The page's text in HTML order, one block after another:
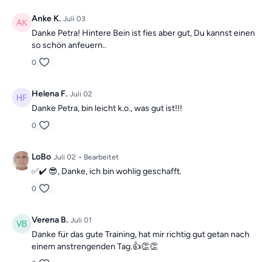
Anke K. Juli 03
Danke Petra! Hintere Bein ist fies aber gut, Du kannst einen
so schön anfeuern..
0
Helena F. Juli 02
Danke Petra, bin leicht k.o., was gut ist!!!
0
LoBo Juli 02 • Bearbeitet
✅️✔️ 😎, Danke, ich bin wohlig geschafft.
0
Verena B. Juli 01
Danke für das gute Training, hat mir richtig gut getan nach
einem anstrengenden Tag.👍👏👏